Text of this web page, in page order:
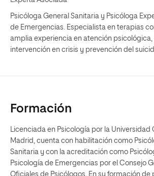
Psicóloga General Sanitaria y Psicóloga
de Emergencias. Especialista en terapias
amplia experiencia en atención
intervención en crisis y prevención del
Formación
Licenciada en Psicología por la
Madrid, cuenta con habilitación como
Sanitaria y con la acreditación como
Psicología de Emergencias por el Consejo
Oficiales de Psicólogos. En su formación de